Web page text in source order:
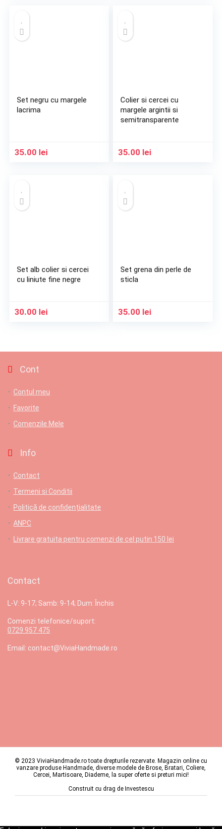
Set negru cu margele
lacrima
35.00 lei
Colier si cercei cu
margele argintii si
semitransparente
35.00 lei
Set alb colier si cercei
cu liniute fine negre
30.00 lei
Set grena din perle de
sticla
35.00 lei
Cont
Contul meu
Favorite
Comenzile Mele
Info
Contact
Termeni si Conditii
Politică de confidențialitate
ANPC
Livrare gratuita pentru comenzi de cel putin 150 lei
Contact
L-V: 9-17; Samb: 9-14; Dum: Închis
Comenzi telefonice/suport:
0729 957 475
Email: contact@ViviaHandmade.ro
© 2023 ViviaHandmade.ro toate drepturile rezervate. Magazin online cu
vanzare produse Handmade, diverse modele de Brose, Bratari, Coliere,
Cercei, Martisoare, Diademe, la super oferte si preturi mici!
Construit cu drag de Investescu